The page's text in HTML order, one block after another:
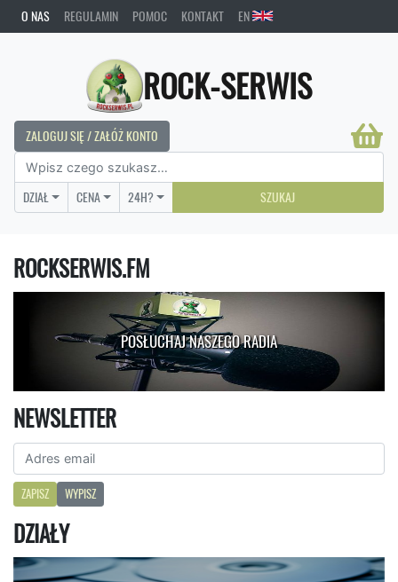
O NAS REGULAMIN POMOC KONTAKT EN
ROCK-SERWIS
ZALOGUJ SIĘ / ZAŁÓŻ KONTO
DZIAŁ CENA 24H? SZUKAJ
ROCKSERWIS.FM
POSŁUCHAJ NASZEGO RADIA
NEWSLETTER
ZAPISZ WYPISZ
DZIAŁY